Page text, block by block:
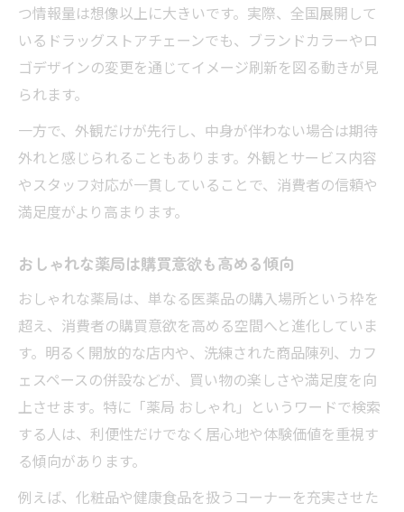
つ情報量は想像以上に大きいです。実際、全国展開して
いるドラッグストアチェーンでも、ブランドカラーやロ
ゴデザインの変更を通じてイメージ刷新を図る動きが見
られます。
一方で、外観だけが先行し、中身が伴わない場合は期待
外れと感じられることもあります。外観とサービス内容
やスタッフ対応が一貫していることで、消費者の信頼や
満足度がより高まります。
おしゃれな薬局は購買意欲も高める傾向
おしゃれな薬局は、単なる医薬品の購入場所という枠を
超え、消費者の購買意欲を高める空間へと進化していま
す。明るく開放的な店内や、洗練された商品陳列、カフ
ェスペースの併設などが、買い物の楽しさや満足度を向
上させます。特に「薬局 おしゃれ」というワードで検索
する人は、利便性だけでなく居心地や体験価値を重視す
る傾向があります。
例えば、化粧品や健康食品を扱うコーナーを充実させた